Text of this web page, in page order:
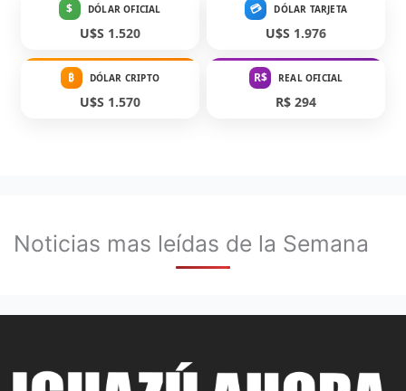
$ DÓLAR OFICIAL
U$S 1.520
💳 DÓLAR TARJETA
U$S 1.976
₿ DÓLAR CRIPTO
U$S 1.570
R$ REAL OFICIAL
R$ 294
Noticias mas leídas de la Semana